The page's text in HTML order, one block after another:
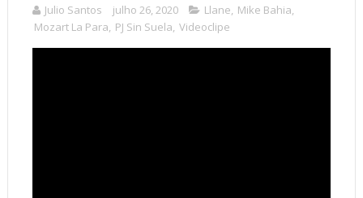
Julio Santos julho 26, 2020 Llane, Mike Bahia,
Mozart La Para, PJ Sin Suela, Videoclipe